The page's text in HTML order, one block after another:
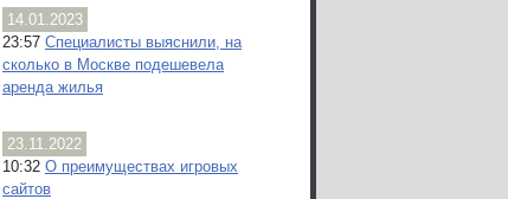
14.01.2023
23:57 Специалисты выяснили, на
сколько в Москве подешевела
аренда жилья
23.11.2022
10:32 О преимуществах игровых
сайтов